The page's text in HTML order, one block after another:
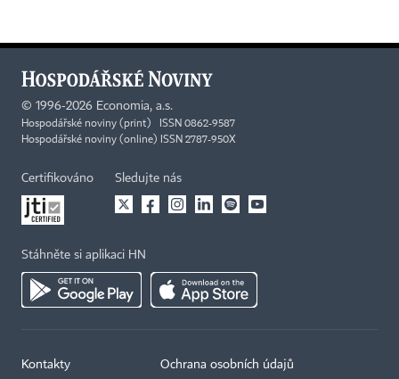
© 1996-2026 Economia, a.s.
Hospodářské noviny (print) ISSN 0862-9587
Hospodářské noviny (online) ISSN 2787-950X
Certifikováno Sledujte nás
Stáhněte si aplikaci HN
Kontakty Ochrana osobních údajů